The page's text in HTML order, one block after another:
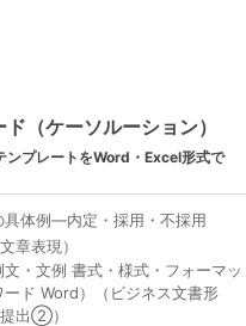
（ケーソルーション）
ンプレートをWord・Excel形式で
具体例―内定・採用・不採用
章表現）
・文例 書式・様式・フォーマッ
ド Word）（ビジネス文書形
出②）